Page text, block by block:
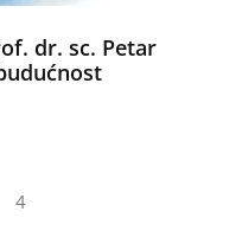
dr. sc. Petar
4